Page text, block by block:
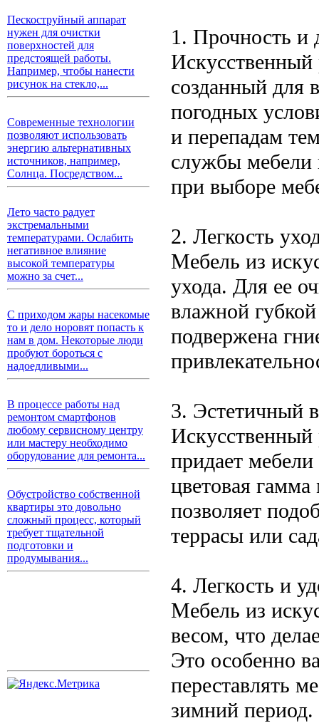
Пескоструйный аппарат
нужен для очистки
поверхностей для
предстоящей работы.
Например, чтобы нанести
рисунок на стекло,...
Современные технологии
позволяют использовать
энергию альтернативных
источников, например,
Солнца. Посредством...
Лето часто радует
экстремальными
температурами. Ослабить
негативное влияние
высокой температуры
можно за счет...
С приходом жары насекомые
то и дело норовят попасть к
нам в дом. Некоторые люди
пробуют бороться с
надоедливыми...
В процессе работы над
ремонтом смартфонов
любому сервисному центру
или мастеру необходимо
оборудование для ремонта...
Обустройство собственной
квартиры это довольно
сложный процесс, который
требует тщательной
подготовки и
продумывания...
1. Прочность и
Искусственный
созданный для
погодных
и перепадам
службы мебели
при выборе
2. Легкость
Мебель из
ухода. Для ее
влажной
подвержена
3. Эстетичный
Искусственный
придает
цветовая
позволяет
террасы или
4. Легкость и
Мебель из
весом, что
Это особенно
переставлять
зимний период.